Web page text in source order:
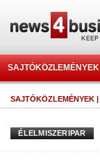
SAJTÓKÖZLEMÉNYEK
SAJTÓKÖZLEMÉNYEK |
ÉLELMISZERIPAR